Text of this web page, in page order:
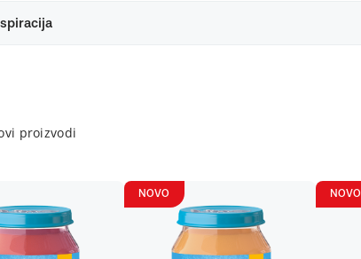
proizvodi
NOVO NOVO